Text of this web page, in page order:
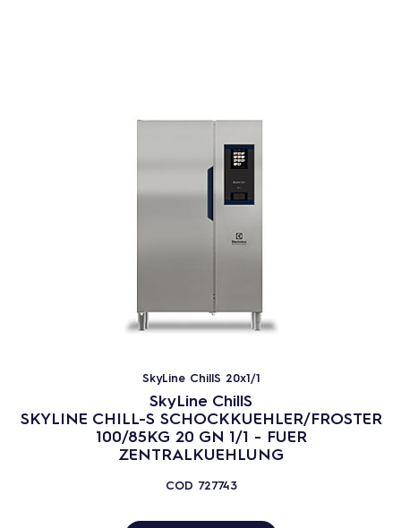
SkyLine ChillS 20x1/1
SkyLine ChillS
SKYLINE CHILL-S SCHOCKKUEHLER/FROSTER
100/85KG 20 GN 1/1 - FUER
ZENTRALKUEHLUNG
COD 727743